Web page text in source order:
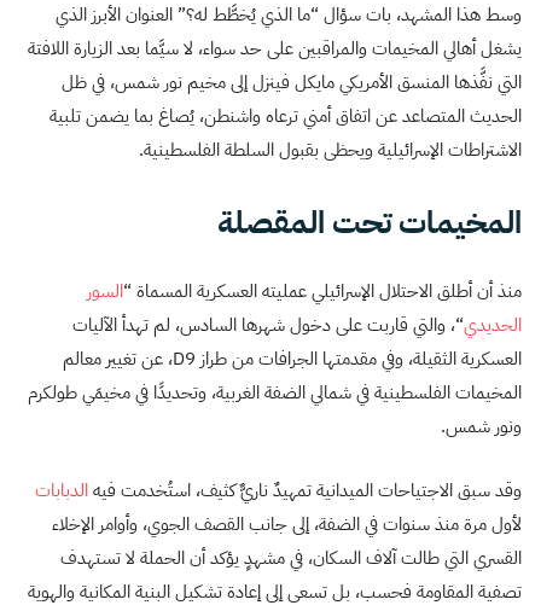
وسط هذا المشهد، بات سؤال “ما الذي يُخطَّط له؟” العنوان الأبرز الذي
يشغل أهالي المخيمات والمراقبين على حد سواء، لا سيَّما بعد الزيارة اللافتة
التي نفَّذها المنسق الأمريكي مايكل فينزل إلى مخيم نور شمس، في ظل
الحديث المتصاعد عن اتفاق أمني ترعاه واشنطن، يُصاغ بما يضمن تلبية
الاشتراطات الإسرائيلية ويحظى بقبول السلطة الفلسطينية.
المخيمات تحت المقصلة
منذ أن أطلق الاحتلال الإسرائيلي عمليته العسكرية المسماة “السور
الحديدي“، والتي قاربت على دخول شهرها السادس، لم تهدأ الآليات
العسكرية الثقيلة، وفي مقدمتها الجرافات من طراز D9، عن تغيير معالم
المخيمات الفلسطينية في شمالي الضفة الغربية، وتحديدًا في مخيمَي طولكرم
ونور شمس.
وقد سبق الاجتياحات الميدانية تمهيدٌ ناريٌّ كثيف، استُخدمت فيهالدبابات
لأول مرة منذ سنوات في الضفة، إلى جانب القصف الجوي، وأوامر الإخلاء
القسري التي طالت آلاف السكان، في مشهدٍ يؤكد أن الحملة لا تستهدف
تصفية المقاومة فحسب، بل تسعى إلى إعادة تشكيل البنية المكانية والهوية